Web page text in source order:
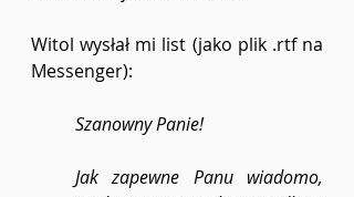
Witol wysłał mi list (jako plik .rtf na
Messenger):
Szanowny Panie!
Jak zapewne Panu wiadomo,